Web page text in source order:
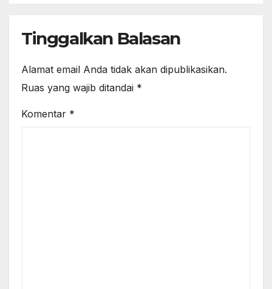
Tinggalkan Balasan
Alamat email Anda tidak akan dipublikasikan.
Ruas yang wajib ditandai *
Komentar *